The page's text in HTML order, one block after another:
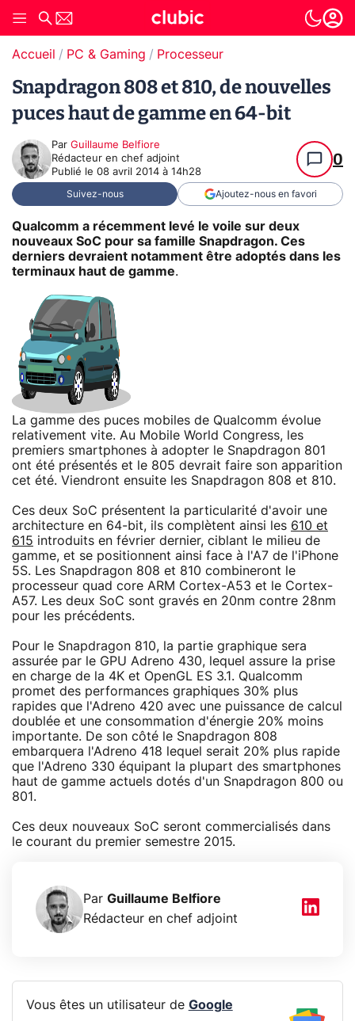
Accueil PC & Gaming Processeur
Snapdragon 808 et 810, de nouvelles
puces haut de gamme en 64-bit
Par Guillaume Belfiore
Rédacteur en chef adjoint
Publié le 08 avril 2014 à 14h28
0
Suivez-nous Ajoutez-nous en favori
Qualcomm a récemment levé le voile sur deux
nouveaux SoC pour sa famille Snapdragon. Ces
derniers devraient notamment être adoptés dans les
terminaux haut de gamme.
La gamme des puces mobiles de Qualcomm évolue
relativement vite. Au Mobile World Congress, les
premiers smartphones à adopter le Snapdragon 801
ont été présentés et le 805 devrait faire son apparition
cet été. Viendront ensuite les Snapdragon 808 et 810.
Ces deux SoC présentent la particularité d'avoir une
architecture en 64-bit, ils complètent ainsi les 610 et
615 introduits en février dernier, ciblant le milieu de
gamme, et se positionnent ainsi face à l'A7 de l'iPhone
5S. Les Snapdragon 808 et 810 combineront le
processeur quad core ARM Cortex-A53 et le Cortex-
A57. Les deux SoC sont gravés en 20nm contre 28nm
pour les précédents.
Pour le Snapdragon 810, la partie graphique sera
assurée par le GPU Adreno 430, lequel assure la prise
en charge de la 4K et OpenGL ES 3.1. Qualcomm
promet des performances graphiques 30% plus
rapides que l'Adreno 420 avec une puissance de calcul
doublée et une consommation d'énergie 20% moins
importante. De son côté le Snapdragon 808
embarquera l'Adreno 418 lequel serait 20% plus rapide
que l'Adreno 330 équipant la plupart des smartphones
haut de gamme actuels dotés d'un Snapdragon 800 ou
801.
Ces deux nouveaux SoC seront commercialisés dans
le courant du premier semestre 2015.
Par Guillaume Belfiore
Rédacteur en chef adjoint
Vous êtes un utilisateur de Google